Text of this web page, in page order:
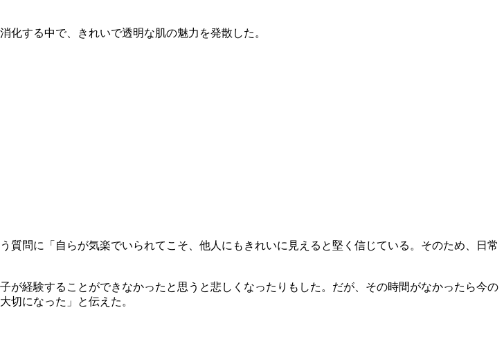
する中で、きれいで透明な肌の魅力を発散した。
問に「自らが気楽でいられてこそ、他人にもきれいに見えると堅く信じている。そのため、日常
経験することができなかったと思うと悲しくなったりもした。だが、その時間がなかったら今の
切になった」と伝えた。